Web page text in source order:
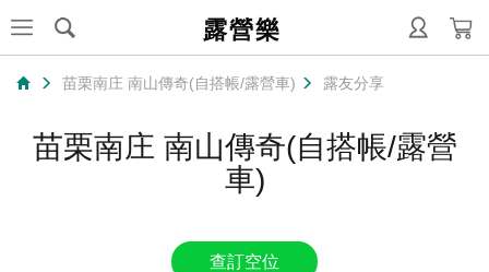
露營樂
苗栗南庄 南山傳奇(自搭帳/露營車) 露友分享
苗栗南庄 南山傳奇(自搭帳/露營
車)
查訂空位